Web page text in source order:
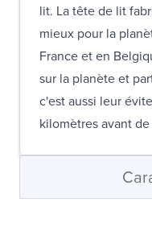
lit. La tête de lit
mieux pour la
France et en
sur la planète et
c'est aussi leur
kilomètres avant